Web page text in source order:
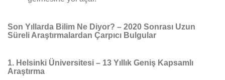
Son Yıllarda Bilim Ne Diyor? – 2020 Sonrası Uzun
Süreli Araştırmalardan Çarpıcı Bulgular
1. Helsinki Üniversitesi – 13 Yıllık Geniş Kapsamlı
Araştırma